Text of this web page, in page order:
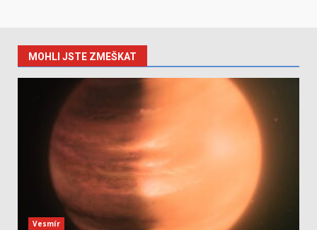
MOHLI JSTE ZMEŠKAT
Vesmír